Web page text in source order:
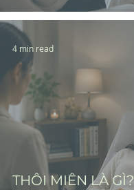
THÔI MIÊN LÀ GÌ?
4 min read